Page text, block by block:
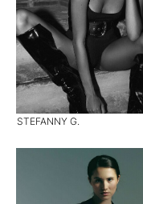
STEFANNY G.